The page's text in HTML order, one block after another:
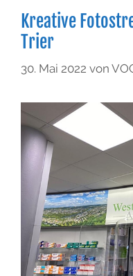
Kreative
Trier
30. Mai 2022 von